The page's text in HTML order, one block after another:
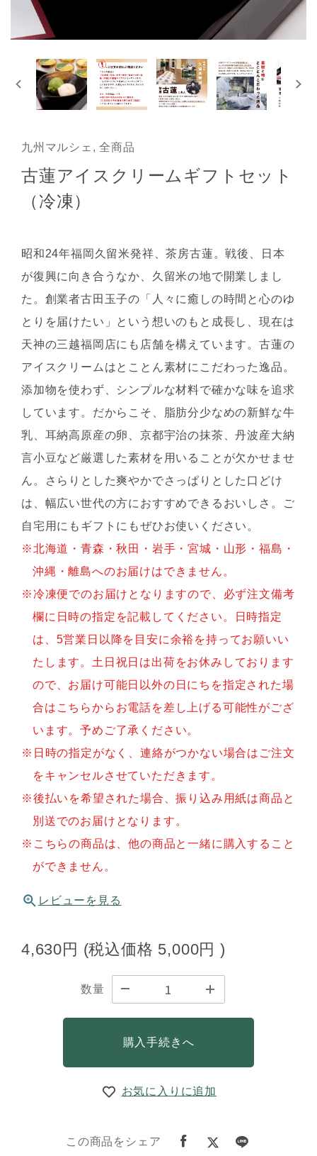
九州マルシェ, 全商品
古蓮アイスクリームギフトセット
（冷凍）
昭和24年福岡久留米発祥、茶房古蓮。戦後、日本
が復興に向き合うなか、久留米の地で開業しまし
た。創業者古田玉子の「人々に癒しの時間と心のゆ
とりを届けたい」という想いのもと成長し、現在は
天神の三越福岡店にも店舗を構えています。古蓮の
アイスクリームはとことん素材にこだわった逸品。
添加物を使わず、シンプルな材料で確かな味を追求
しています。だからこそ、脂肪分少なめの新鮮な牛
乳、耳納高原産の卵、京都宇治の抹茶、丹波産大納
言小豆など厳選した素材を用いることが欠かせませ
ん。さらりとした爽やかでさっぱりとした口どけ
は、幅広い世代の方におすすめできるおいしさ。ご
自宅用にもギフトにもぜひお使いください。
北海道・青森・秋田・岩手・宮城・山形・福島・
沖縄・離島へのお届けはできません。
冷凍便でのお届けとなりますので、必ず注文備考
欄に日時の指定を記載してください。日時指定
は、5営業日以降を目安に余裕を持ってお願いい
たします。土日祝日は出荷をお休みしております
ので、お届け可能日以外の日にちを指定された場
合はこちらからお電話を差し上げる可能性がござ
います。予めご了承ください。
日時の指定がなく、連絡がつかない場合はご注文
をキャンセルさせていただきます。
後払いを希望された場合、振り込み用紙は商品と
別送でのお届けとなります。
こちらの商品は、他の商品と一緒に購入すること
ができません。
レビューを見る
4,630円 (税込価格 5,000円 )
数量
購入手続きへ
お気に入りに追加
この商品をシェア